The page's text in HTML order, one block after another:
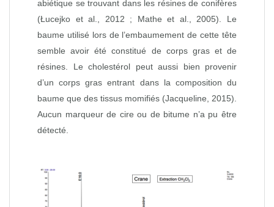
abiétique se trouvant dans les résines de conifères
(Łucejko et al., 2012 ; Mathe et al., 2005). Le
baume utilisé lors de l’embaumement de cette tête
semble avoir été constitué de corps gras et de
résines. Le cholestérol peut aussi bien provenir
d’un corps gras entrant dans la composition du
baume que des tissus momifiés (Jacqueline, 2015).
Aucun marqueur de cire ou de bitume n’a pu être
détecté.